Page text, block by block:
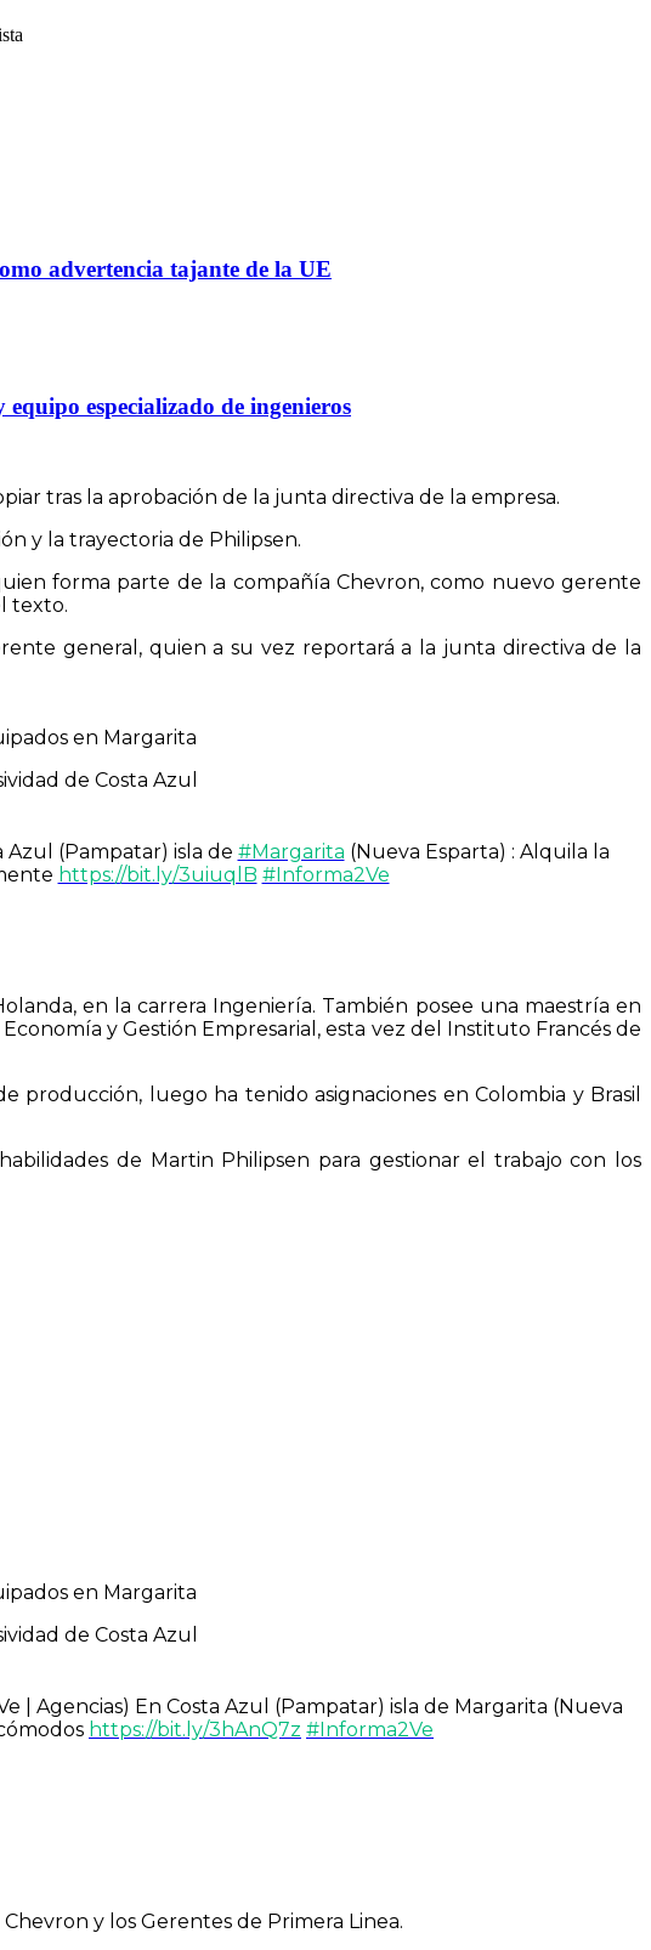
advertencia tajante de la UE
especializado de ingenieros
tras la aprobación de la junta directiva de la empresa.
y la trayectoria de Philipsen.
forma parte de la compañía Chevron, como nuevo gerente
texto.
general, quien a su vez reportará a la junta directiva de la
en Margarita
de Costa Azul
Azul (Pampatar) isla de #Margarita (Nueva Esparta) : Alquila la
https://bit.ly/3uiuqlB #Informa2Ve
en la carrera Ingeniería. También posee una maestría en
y Gestión Empresarial, esta vez del Instituto Francés de
luego ha tenido asignaciones en Colombia y Brasil
de Martin Philipsen para gestionar el trabajo con los
en Margarita
de Costa Azul
| Agencias) En Costa Azul (Pampatar) isla de Margarita (Nueva
https://bit.ly/3hAnQ7z #Informa2Ve
y los Gerentes de Primera Linea.